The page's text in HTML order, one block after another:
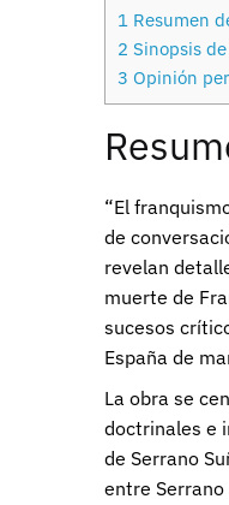
1 Resumen
2 Sinopsis
3 Opinión
“El
de
revelan
muerte de
sucesos
España de
La obra se
doctrinales e
de Serrano
entre